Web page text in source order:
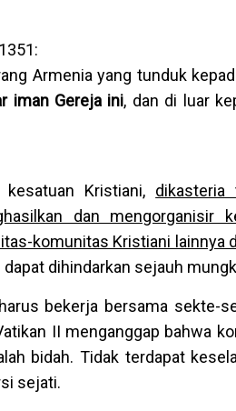
Armenia yang tunduk
iman Gereja ini, dan di luar
Kristiani, dikasteria
dan mengorganisir
komunitas Kristiani lainnya
dihindarkan sejauh
bekerja bersama sekte-
II menganggap bahwa
bidah. Tidak terdapat
sejati.